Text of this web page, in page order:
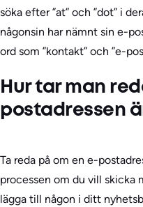
söka efter ”at” och ”dot” i
någonsin har nämnt sin e-
ord som ”kontakt” och ”e-
Hur tar man
postadressen
Ta reda på om en e-
processen om du vill skicka
lägga till någon i ditt